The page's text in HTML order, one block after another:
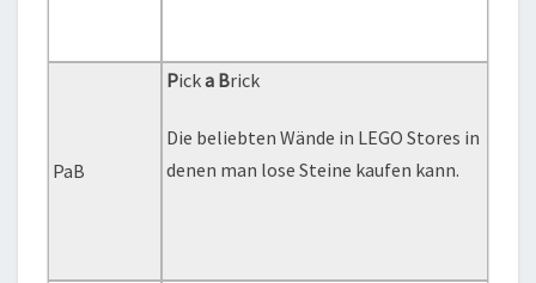
PaB
Picka Brick
Die beliebten Wände in LEGO Stores in
denen man lose Steine kaufen kann.